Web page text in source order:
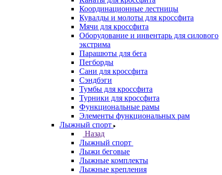
Координационные лестницы
Кувалды и молоты для кроссфита
Мячи для кроссфита
Оборудование и инвентарь для силового
экстрима
Парашюты для бега
Пегборды
Сани для кроссфита
Сэндбэги
Тумбы для кроссфита
Турники для кроссфита
Функциональные рамы
Элементы функциональных рам
Лыжный спорт
Назад
Лыжный спорт
Лыжи беговые
Лыжные комплекты
Лыжные крепления